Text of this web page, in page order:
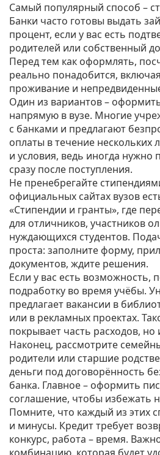
Самый популярный способ –
Банки часто готовы выдать
процент, если у вас есть
родителей или собственный
Перед тем как оформлять,
реально понадобится,
проживание и
Один из вариантов –
напрямую в вузе. Многие
с банками и предлагают
оплаты в течение нескольких
и условия, ведь иногда нужно
сразу после поступления.
Не пренебрегайте
официальных сайтах вузов
«Стипендии и гранты», где
для отличников, участников
нуждающихся студентов.
проста: заполните форму,
документов, ждите решения.
Если у вас есть возможность,
подработку во время учёбы.
предлагает вакансии в
или в рекламных проектах.
покрывает часть расходов,
Наконец, рассмотрите
родители или старшие
деньги под договорённость
банка. Главное – оформить
соглашение, чтобы избежать
Помните, что каждый из этих
и минусы. Кредит требует
конкурс, работа – время.